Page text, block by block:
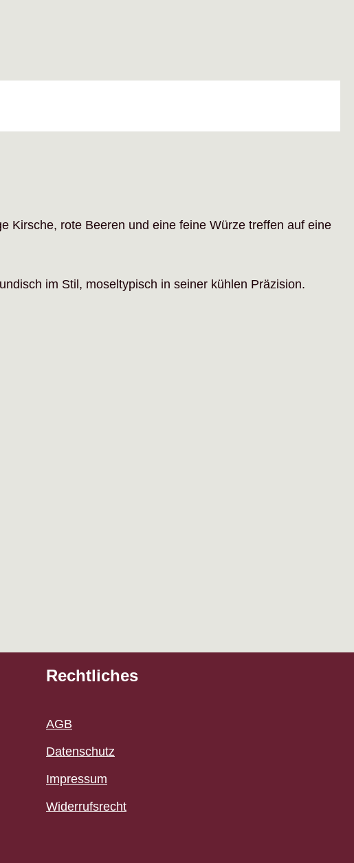
Kirsche, rote Beeren und eine feine Würze treffen auf eine
im Stil, moseltypisch in seiner kühlen Präzision.
Rechtliches
AGB
Datenschutz
Impressum
Widerrufsrecht